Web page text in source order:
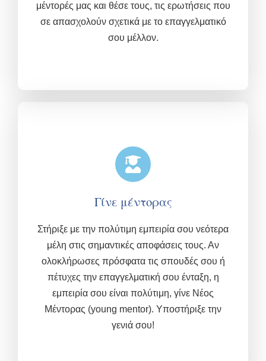
μέντορές μας και θέσε τους, τις ερωτήσεις που
σε απασχολούν σχετικά με το επαγγελματικό
σου μέλλον.
Γίνε μέντορας
Στήριξε με την πολύτιμη εμπειρία σου νεότερα
μέλη στις σημαντικές αποφάσεις τους. Αν
ολοκλήρωσες πρόσφατα τις σπουδές σου ή
πέτυχες την επαγγελματική σου ένταξη, η
εμπειρία σου είναι πολύτιμη, γίνε Νέος
Μέντορας (young mentor). Υποστήριξε την
γενιά σου!